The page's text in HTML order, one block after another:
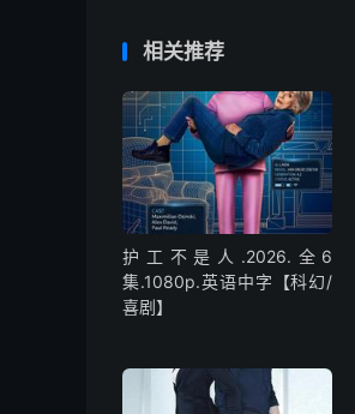
相关推荐
护工不是人.2026.全6
集.1080p.英语中字【科幻/
喜剧】